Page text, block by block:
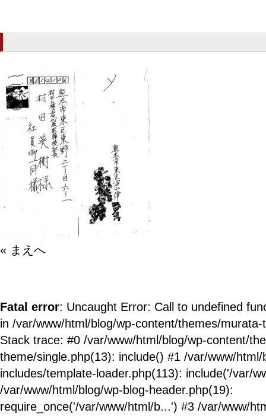
« まえへ
Fatal error: Uncaught Error: Call to undefined
in /var/www/html/blog/wp-content/themes/
Stack trace: #0 /var/www/html/blog/wp-content/
theme/single.php(13): include() #1 /var/www/html/
includes/template-loader.php(113): include('/var/
/var/www/html/blog/wp-blog-header.php(19):
require_once('/var/www/html/b...') #3 /var/www/